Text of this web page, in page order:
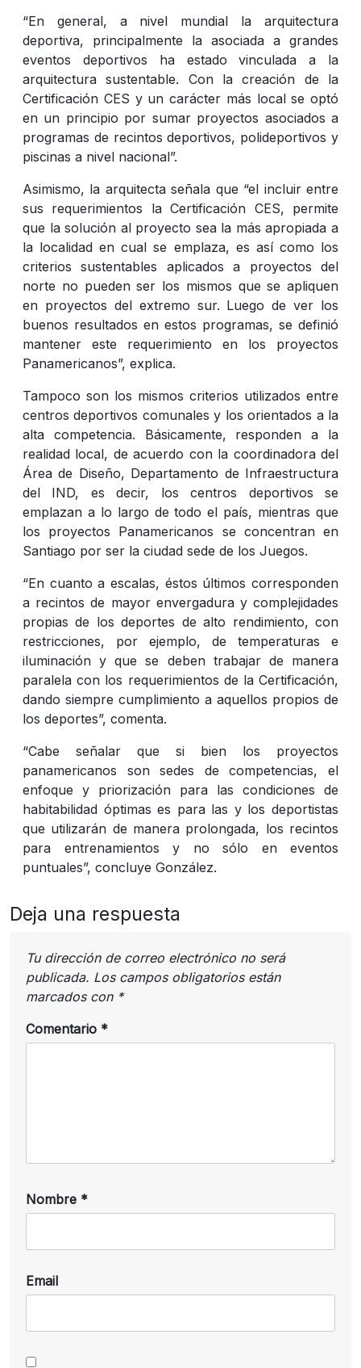
“En general, a nivel mundial la arquitectura
deportiva, principalmente la asociada a grandes
eventos deportivos ha estado vinculada a la
arquitectura sustentable. Con la creación de la
Certificación CES y un carácter más local se optó
en un principio por sumar proyectos asociados a
programas de recintos deportivos, polideportivos y
piscinas a nivel nacional”.
Asimismo, la arquitecta señala que “el incluir entre
sus requerimientos la Certificación CES, permite
que la solución al proyecto sea la más apropiada a
la localidad en cual se emplaza, es así como los
criterios sustentables aplicados a proyectos del
norte no pueden ser los mismos que se apliquen
en proyectos del extremo sur. Luego de ver los
buenos resultados en estos programas, se definió
mantener este requerimiento en los proyectos
Panamericanos”, explica.
Tampoco son los mismos criterios utilizados entre
centros deportivos comunales y los orientados a la
alta competencia. Básicamente, responden a la
realidad local, de acuerdo con la coordinadora del
Área de Diseño, Departamento de Infraestructura
del IND, es decir, los centros deportivos se
emplazan a lo largo de todo el país, mientras que
los proyectos Panamericanos se concentran en
Santiago por ser la ciudad sede de los Juegos.
“En cuanto a escalas, éstos últimos corresponden
a recintos de mayor envergadura y complejidades
propias de los deportes de alto rendimiento, con
restricciones, por ejemplo, de temperaturas e
iluminación y que se deben trabajar de manera
paralela con los requerimientos de la Certificación,
dando siempre cumplimiento a aquellos propios de
los deportes”, comenta.
“Cabe señalar que si bien los proyectos
panamericanos son sedes de competencias, el
enfoque y priorización para las condiciones de
habitabilidad óptimas es para las y los deportistas
que utilizarán de manera prolongada, los recintos
para entrenamientos y no sólo en eventos
puntuales”, concluye González.
Deja una respuesta
Tu dirección de correo electrónico no será
publicada. Los campos obligatorios están
marcados con *
Comentario *
Nombre *
Email